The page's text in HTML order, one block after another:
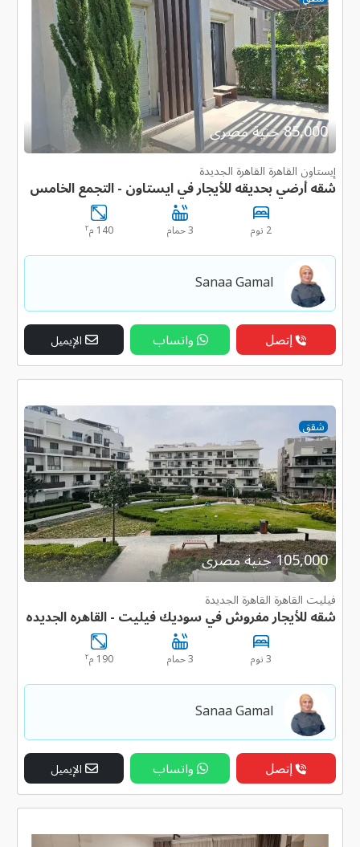
85,000 جنية مصرى
إيستاون القاهرة القاهرة الجديدة
شقه أرضي بحديقه للأيجار في ايستاون - التجمع الخامس
2 نوم 3 حمام 140 م ٢
Sanaa Gamal
إتصل واتساب الإيميل
شقق
105,000 جنية مصرى
فيليت القاهرة القاهرة الجديدة
شقه للأيجار مفروش في سوديك فيليت - القاهره الجديده
3 نوم 3 حمام 190 م ٢
Sanaa Gamal
إتصل واتساب الإيميل